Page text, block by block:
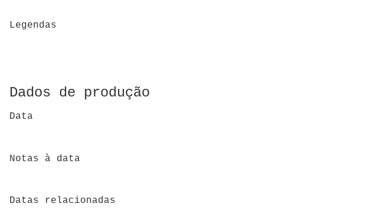
Legendas
Dados de produção
Data
Notas à data
Datas relacionadas